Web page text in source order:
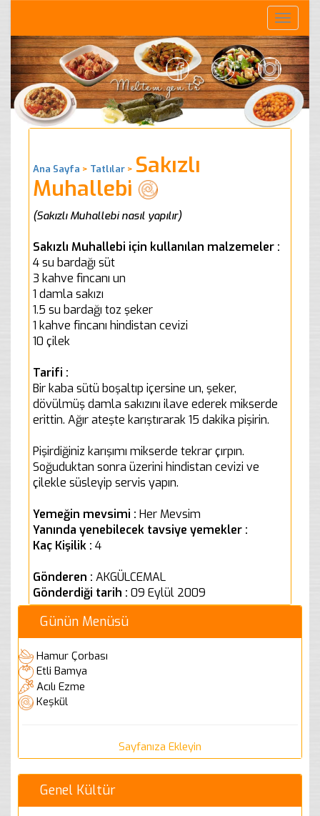
Toggle
Ana Sayfa > Tatlılar > Sakızlı
Muhallebi
(Sakızlı Muhallebi nasıl yapılır)
Sakızlı Muhallebi için kullanılan malzemeler :
4 su bardağı süt
3 kahve fincanı un
1 damla sakızı
1.5 su bardağı toz şeker
1 kahve fincanı hindistan cevizi
10 çilek
Tarifi :
Bir kaba sütü boşaltıp içersine un, şeker,
dövülmüş damla sakızını ilave ederek mikserde
erittin. Ağır ateşte karıştırarak 15 dakika pişirin.
Pişirdiğiniz karışımı mikserde tekrar çırpın.
Soğuduktan sonra üzerini hindistan cevizi ve
çilekle süsleyip servis yapın.
Yemeğin mevsimi : Her Mevsim
Yanında yenebilecek tavsiye yemekler :
Kaç Kişilik : 4
Gönderen : AKGÜLCEMAL
Gönderdiği tarih : 09 Eylül 2009
Günün Menüsü
Hamur Çorbası
Etli Bamya
Acılı Ezme
Keşkül
Sayfanıza Ekleyin
Genel Kültür